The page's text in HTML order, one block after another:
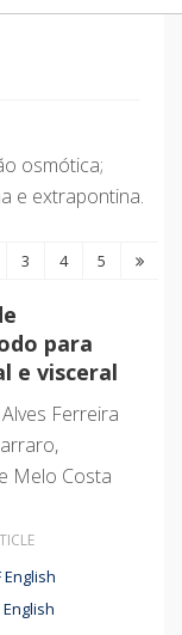
osmótica;
e extrapontina.
3 4 5
para
e visceral
Ferreira
Melo Costa
English